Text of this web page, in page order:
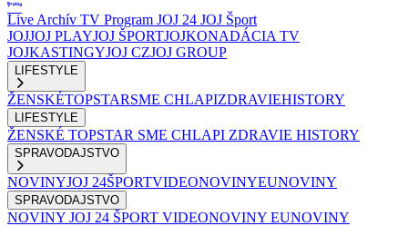
Live Archív TV Program JOJ 24 JOJ Šport
JOJJOJ PLAYJOJ ŠPORTJOJKONADÁCIA TV
JOJKASTINGYJOJ CZJOJ GROUP
LIFESTYLE
ŽENSKÉTOPSTARSME CHLAPIZDRAVIEHISTORY
LIFESTYLE
ŽENSKÉ TOPSTAR SME CHLAPI ZDRAVIE HISTORY
SPRAVODAJSTVO
NOVINYJOJ 24ŠPORTVIDEONOVINYEUNOVINY
SPRAVODAJSTVO
NOVINY JOJ 24 ŠPORT VIDEONOVINY EUNOVINY